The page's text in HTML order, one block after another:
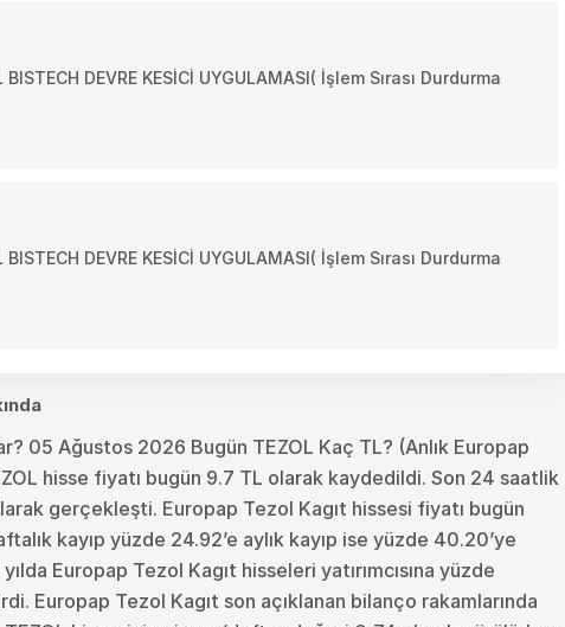
DEVRE KESİCİ UYGULAMASI( İşlem Sırası Durdurma
DEVRE KESİCİ UYGULAMASI( İşlem Sırası Durdurma
05 Ağustos 2026 Bugün TEZOL Kaç TL? (Anlık Europap
hisse fiyatı bugün 9.7 TL olarak kaydedildi. Son 24 saatlik
gerçekleşti. Europap Tezol Kagıt hissesi fiyatı bugün
kayıp yüzde 24.92’e aylık kayıp ise yüzde 40.20’ye
Europap Tezol Kagıt hisseleri yatırımcısına yüzde
Europap Tezol Kagıt son açıklanan bilanço rakamlarında